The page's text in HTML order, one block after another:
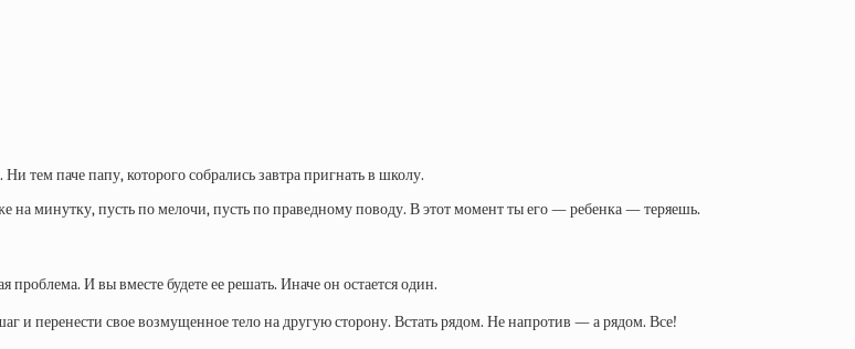
тем паче папу, которого собрались завтра пригнать в школу.
на минутку, пусть по мелочи, пусть по праведному поводу. В этот момент ты его — ребенка — теряешь.
И вы вместе будете ее решать. Иначе он остается один.
и перенести свое возмущенное тело на другую сторону. Встать рядом. Не напротив — а рядом. Все!